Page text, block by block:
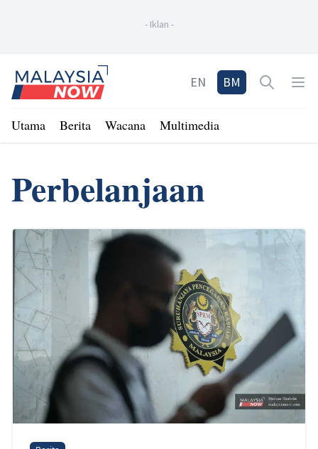
- Iklan -
Home
EN BM Open
Utama Berita Wacana Multimedia
Perbelanjaan